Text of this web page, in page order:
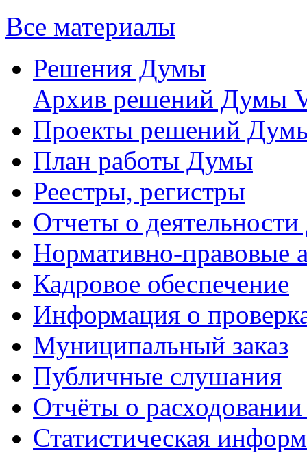
Все материалы
Решения Думы
Архив решений Думы
Проекты решений
План работы Думы
Реестры, регистры
Отчеты о
Нормативно-правовые
Кадровое обеспечение
Информация о
Муниципальный заказ
Публичные слушания
Отчёты о
Статистическая